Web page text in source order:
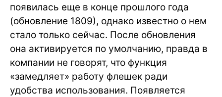
появилась еще в конце прошлого года
(обновление 1809), однако известно о нем
стало только сейчас. После обновления
она активируется по умолчанию, правда в
компании не говорят, что функция
«замедляет» работу флешек ради
удобства использования. Появляется